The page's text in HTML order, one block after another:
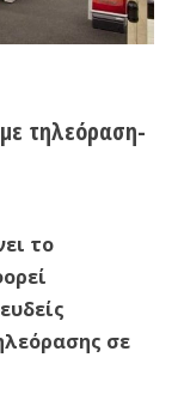
τηλεόραση-
το
σε